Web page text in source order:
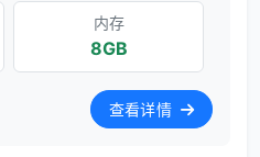
内存
8GB
查看详情